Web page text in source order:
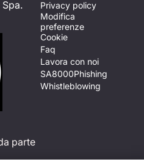
parte
Privacy policy
Modifica
preferenze
Cookie
Faq
Lavora con noi
SA8000Phishing
Whistleblowing